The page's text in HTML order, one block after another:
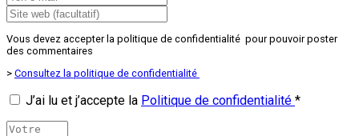
Vous devez accepter la politique de confidentialité pour pouvoir poster
des commentaires
> Consultez la politique de confidentialité
J’ai lu et j’accepte la Politique de confidentialité *